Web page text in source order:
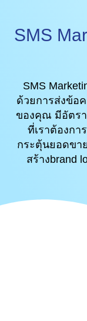
SMS
SMS
ด้วยการส่งข้อ
ของคุณ มีอัตร
ที่เราต้องกา
กระตุ้นยอดขา
สร้างbrand